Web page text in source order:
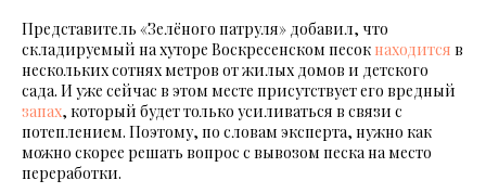
Представитель «Зелёного патруля» добавил, что
складируемый на хуторе Воскресенском песок находится в
нескольких сотнях метров от жилых домов и детского
сада. И уже сейчас в этом месте присутствует его вредный
запах, который будет только усиливаться в связи с
потеплением. Поэтому, по словам эксперта, нужно как
можно скорее решать вопрос с вывозом песка на место
переработки.